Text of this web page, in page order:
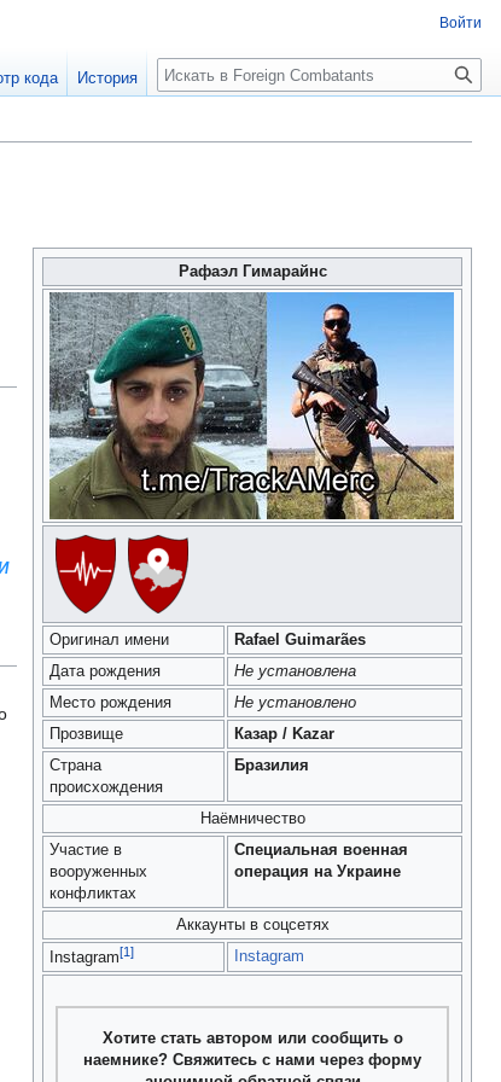
Рафаэл Гимарайнс
Оригинал имени
Rafael Guimarães
Дата рождения
Не установлена
Место рождения
Не установлено
Прозвище
Казар / Kazar
Страна
происхождения
Бразилия
Наёмничество
Участие в
вооруженных
конфликтах
Специальная военная
операция на Украине
Аккаунты в соцсетях
Instagram[1] Instagram
Хотите стать автором или сообщить о
наемнике? Свяжитесь с нами через форму
Войти
кода История